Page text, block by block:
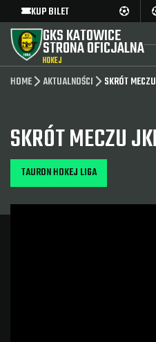
KUP BILET
GKS KATOWICE
STRONA OFICJALNA
HOKEJ
HOME AKTUALNOŚCI SKRÓT
SKRÓT MECZU
TAURON HOKEJ LIGA